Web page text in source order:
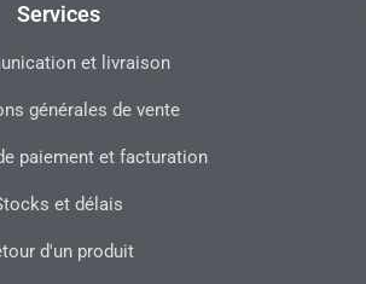
Services
et livraison
générales de vente
paiement et facturation
et délais
d'un produit